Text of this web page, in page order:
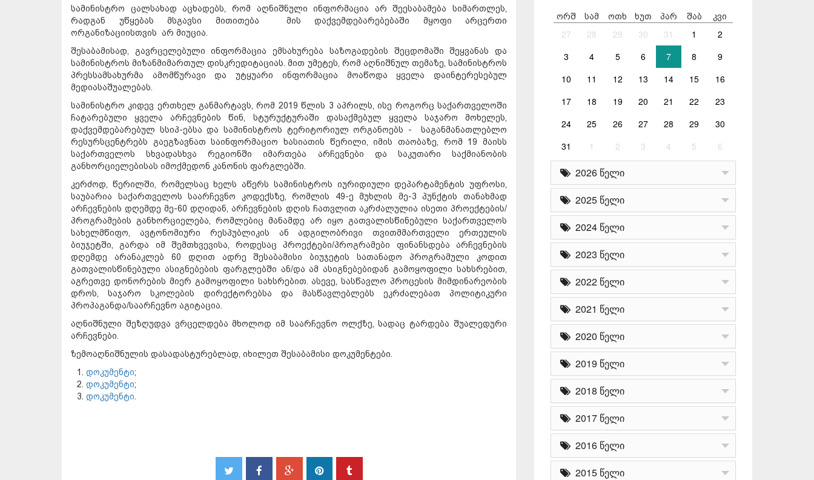
სამინისტრო ცალსახად აცხადებს, რომ აღნიშნული ინფორმაცია არ შეესაბამება სიმართლეს,
რადგან უწყებას მსგავსი მითითება მის დაქვემდებარებებაში მყოფი არცერთი
ორგანიზაციისთვის არ მიუცია.
შესაბამისად, გავრცელებული ინფორმაცია ემსახურება საზოგადების შეცდომაში შეყვანას და
სამინისტროს მიზანმიმართულ დისკრედიტაციას. მით უმეტეს, რომ აღნიშნულ თემაზე, სამინისტროს
პრესსამსახურმა ამომწურავი და უტყუარი ინფორმაცია მოაწოდა ყველა დაინტერესებულ
მედიასაშუალებას.
სამინისტრო კიდევ ერთხელ განმარტავს, რომ 2019 წლის 3 აპრილს, ისე როგორც საქართველოში
ჩატარებული ყველა არჩევნების წინ, სტურუქტურაში დასაქმებულ ყველა საჯარო მოხელეს,
დაქვემდებარებულ სსიპ-ებსა და სამინისტროს ტერიტორიულ ორგანოებს - საგანმანათლებლო
რესურსცენტრებს გაეგზავნათ საინფორმაციო ხასიათის წერილი, იმის თაობაზე, რომ 19 მაისს
საქართველოს სხვადასხვა რეგიონში იმართება არჩევნები და საკუთარი საქმიანობის
განხორციელებისას იმოქმედონ კანონის ფარგლებში.
კერძოდ, წერილში, რომელსაც ხელს აწერს სამინისტროს იურიდიული დეპარტამენტის უფროსი,
საუბარია საქართველოს საარჩევნო კოდექსზე, რომლის 49-ე მუხლის მე-3 პუნქტის თანახმად
არჩევნების დღემდე მე-60 დღიდან, არჩევნების დღის ჩათვლით აკრძალულია ისეთი პროექტების/
პროგრამების განხორციელება, რომლებიც მანამდე არ იყო გათვალისწინებული საქართველოს
სახელმწიფო, ავტონომიური რესპუბლიკის ან ადგილობრივი თვითმმართველი ერთეულის
ბიუჯეტში, გარდა იმ შემთხვევისა, როდესაც პროექტები/პროგრამები ფინანსდება არჩევნების
დღემდე არანაკლებ 60 დღით ადრე შესაბამისი ბიუჯეტის სათანადო პროგრამული კოდით
გათვალისწინებული ასიგნებების ფარგლებში ან/და ამ ასიგნებებიდან გამოყოფილი სახსრებით,
აგრეთვე დონორების მიერ გამოყოფილი სახსრებით. ასევე, სასწავლო პროცესის მიმდინარეობის
დროს, საჯარო სკოლების დირექტორებსა და მასწავლებლებს ეკრძალებათ პოლიტიკური
პროპაგანდა/საარჩევნო აგიტაცია.
აღნიშნული შეზღუდვა ვრცელდება მხოლოდ იმ საარჩევნო ოლქზე, სადაც ტარდება შუალედური
არჩევნები.
ზემოაღნიშნულის დასადასტურებლად, იხილეთ შესაბამისი დოკუმენტები.
დოკუმენტი;
დოკუმენტი;
დოკუმენტი
ორშ სამ ოთხ ხუთ პარ შაბ კვი
27 28 29 30 31 1
2
3
4 5 6 7 8
9
10
11 12 13 14 15
16
17
18 19 20 21 22
23
24
25 26 27 28 29
30
31
1 2 3 4 5 6
2026 წელი
2025 წელი
2024 წელი
2023 წელი
2022 წელი
2021 წელი
2020 წელი
2019 წელი
2018 წელი
2017 წელი
2016 წელი
2015 წელი